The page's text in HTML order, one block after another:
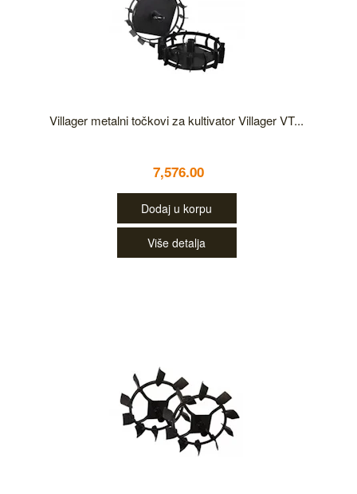
Villager metalni točkovi za kultivator Villager VT...
7,576.00
Dodaj u korpu
Više detalja